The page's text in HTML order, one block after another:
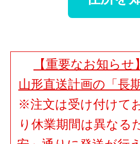
【重要なお知ら
山形直送計画の「長
※注文は受け付けて
り休業期間は異なる